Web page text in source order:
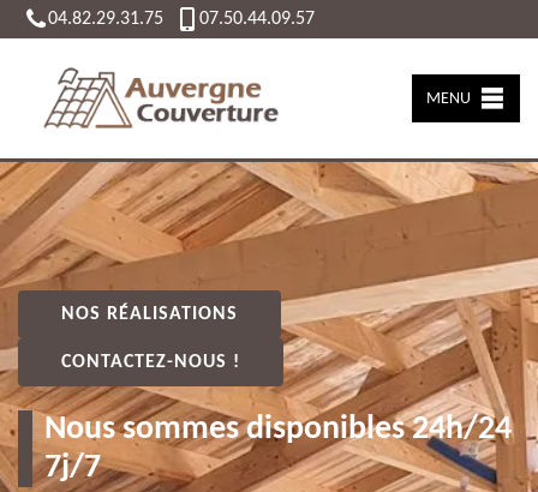
04.82.29.31.75 07.50.44.09.57
MENU
NOS RÉALISATIONS
CONTACTEZ-NOUS !
Nous sommes disponibles 24h/24
7j/7